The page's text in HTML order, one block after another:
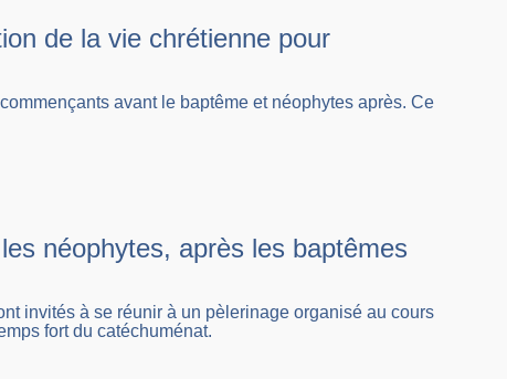
de la vie chrétienne pour
avant le baptême et néophytes après. Ce
néophytes, après les baptêmes
invités à se réunir à un pèlerinage organisé au cours
fort du catéchuménat.